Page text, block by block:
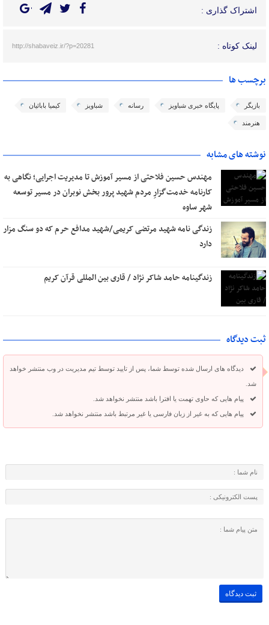
اشتراک گذاری :
لینک کوتاه : http://shabaveiz.ir/?p=20281
برچسب ها
بازیگر پایگاه خبری شباویز رسانه شباویز کیمیا بابائیان
هنرمند
نوشته های مشابه
مهندس حسین فلاحتی از مسیر آموزش تا مدیریت اجرایی؛ نگاهی به
کارنامه خدمت‌گزارِ مردم شهید پرور بخش نوبران در مسیر توسعه
شهر ساوه
زندگی نامه شهید مرتضی کریمی/شهید مدافع حرم که دو سنگ مزار
دارد
زندگینامه حامد شاکر نژاد / قاری بین المللی قرآن کریم
ثبت دیدگاه
دیدگاه های ارسال شده توسط شما، پس از تایید توسط تیم مدیریت در وب منتشر خواهد
شد.
پیام هایی که حاوی تهمت یا افترا باشد منتشر نخواهد شد.
پیام هایی که به غیر از زبان فارسی یا غیر مرتبط باشد منتشر نخواهد شد.